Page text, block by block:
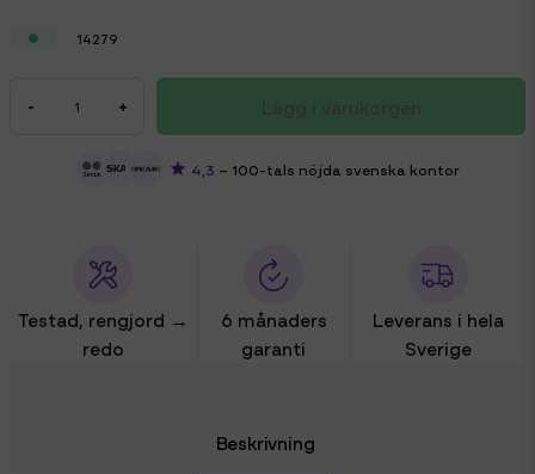
14279
- +
4,3 – 100-tals nöjda svenska kontor
Testad, rengjord →
redo
6 månaders
garanti
Leverans i hela
Sverige
Beskrivning